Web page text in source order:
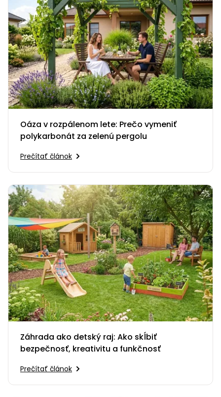
Oáza v rozpálenom lete: Prečo vymeniť
polykarbonát za zelenú pergolu
Prečítať článok
Záhrada ako detský raj: Ako skĺbiť
bezpečnosť, kreativitu a funkčnosť
Prečítať článok